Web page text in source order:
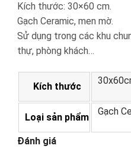
Kích thước: 30×60 cm.
Gạch Ceramic, men mờ.
Sử dụng trong các khu
thự, phòng khách…
Kích thước
Loại sản phẩm
Gạch
Đánh giá